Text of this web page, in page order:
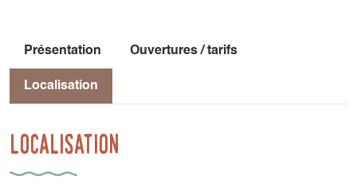
Présentation Ouvertures / tarifs
Localisation
Localisation